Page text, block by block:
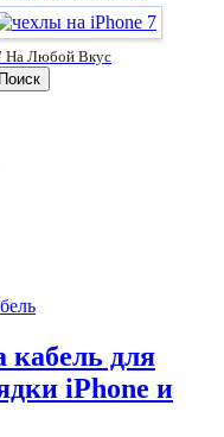
На Любой Вкус
кабель для
iPhone и